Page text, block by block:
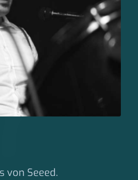
von Seeed.